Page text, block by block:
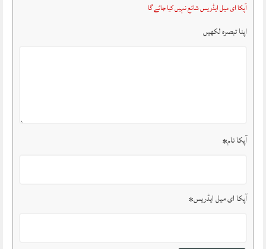
آپکا ای میل ایڈریس شائع نہیں کیا جائے گا
اپنا تبصرہ لکھیں
آپکا نام*
آپکا ای میل ایڈریس*